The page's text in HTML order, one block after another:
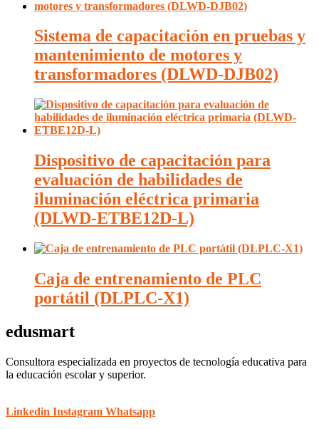
Sistema de capacitación en pruebas y
mantenimiento de motores y
transformadores (DLWD-DJB02)
Dispositivo de capacitación para
evaluación de habilidades de
iluminación eléctrica primaria
(DLWD-ETBE12D-L)
Caja de entrenamiento de PLC
portátil (DLPLC-X1)
edusmart
Consultora especializada en proyectos de tecnología educativa para
la educación escolar y superior.
Linkedin Instagram Whatsapp